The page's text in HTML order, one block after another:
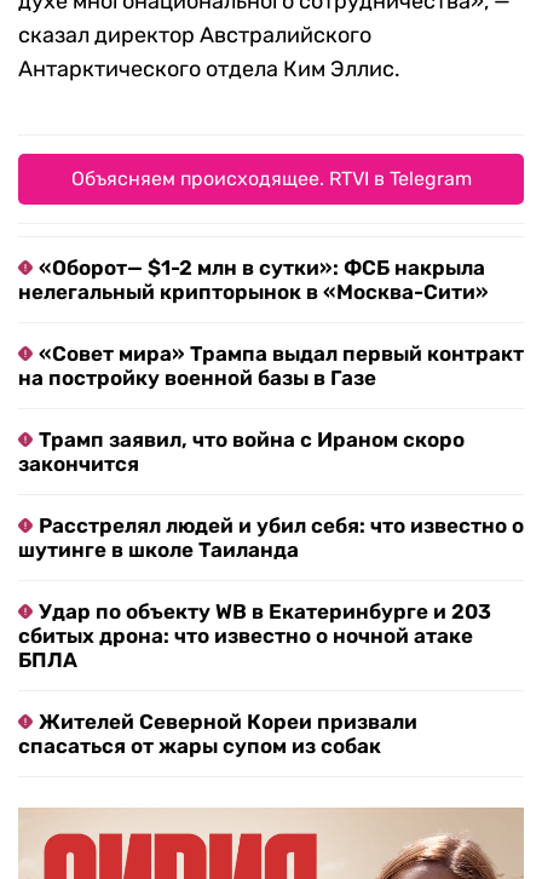
сказал директор Австралийского
Антарктического отдела Ким Эллис.
Объясняем происходящее. RTVI в Telegram
«Оборот— $1-2 млн в сутки»: ФСБ накрыла
нелегальный крипторынок в «Москва-Сити»
«Совет мира» Трампа выдал первый контракт
на постройку военной базы в Газе
Трамп заявил, что война с Ираном скоро
закончится
Расстрелял людей и убил себя: что известно о
шутинге в школе Таиланда
Удар по объекту WB в Екатеринбурге и 203
сбитых дрона: что известно о ночной атаке
БПЛА
Жителей Северной Кореи призвали
спасаться от жары супом из собак